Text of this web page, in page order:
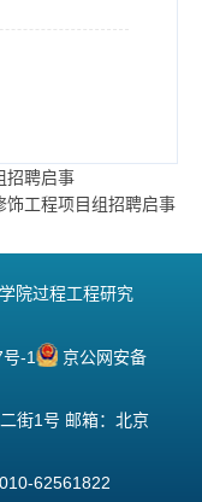
招聘启事
饰工程项目组招聘启事
院过程工程研究
号-1
京公网安备
街1号 邮箱：北京
62561822